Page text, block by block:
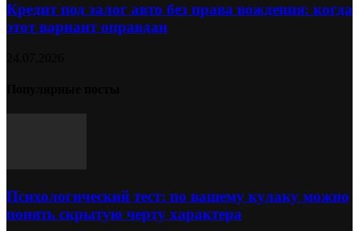
Кредит под залог авто без права вождения: когда
этот вариант оправдан
Психологический тест: по вашему кулаку можно
понять скрытую черту характера